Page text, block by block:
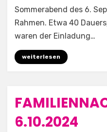
Sommerabend des 6.
Rahmen. Etwa 40
waren der Einladung…
weiterlesen
Posted
on
30. September 2024
Allgemein
6.10.2024